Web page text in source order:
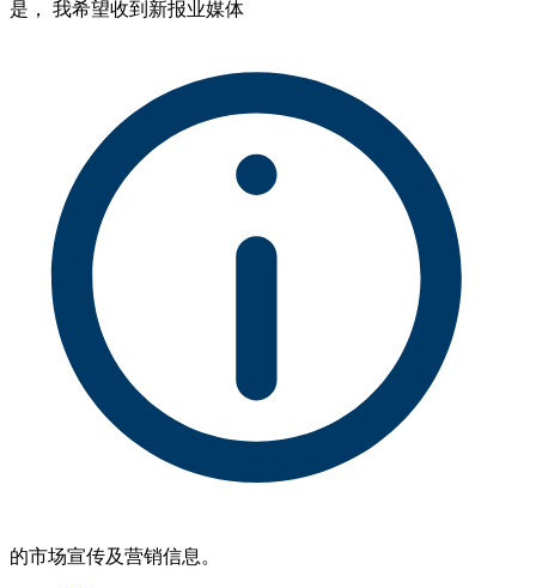
是， 我希望收到新报业媒体
的市场宣传及营销信息。